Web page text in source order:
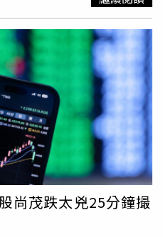
額獎勵一步步騙取民眾投入
示，詐騙集團通常會以3步
建立信任，誘導民眾投入更
種理由拖延出金，帳號失聯
此，「165全民防騙」提
，天下沒有白吃的午餐，高
金融卡及密碼；不要先墊款
恐害自己成為詐騙集團洗錢
尚茂跌太兇25分鐘撮